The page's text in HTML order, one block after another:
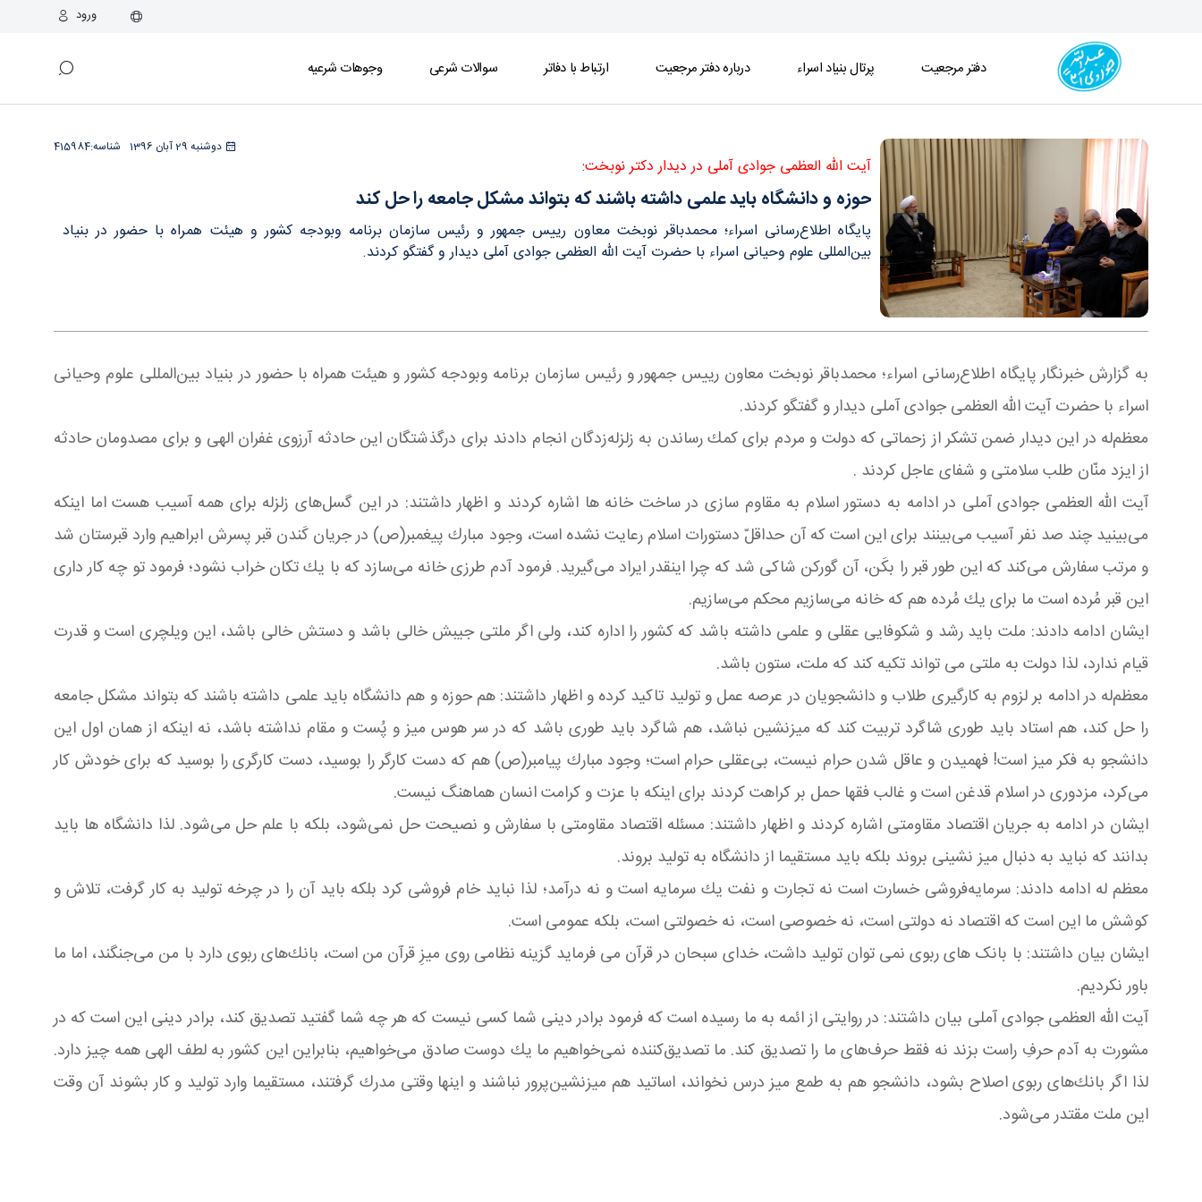
ورود
دفتر مرجعیت پرتال بنیاد اسراء درباره دفتر مرجعیت ارتباط با دفاتر سوالات شرعی وجوهات شرعیه
دوشنبه 29 آبان 1396 415984شناسه:
آیت الله العظمی جوادی آملی در دیدار دکتر نوبخت:
حوزه و دانشگاه باید علمی داشته باشند كه بتواند مشكل جامعه را حل كند
پایگاه اطلاع‌رسانی اسراء؛ محمدباقر نوبخت معاون رییس جمهور و رئیس سازمان برنامه ‌وبودجه کشور و هیئت همراه با حضور در بنیاد
بین‌المللی علوم وحیانی اسراء با حضرت آیت الله العظمی جوادی آملی دیدار و گفتگو كردند.
به گزارش خبرنگار پایگاه اطلاع‌رسانی اسراء؛ محمدباقر نوبخت معاون رییس جمهور و رئیس سازمان برنامه ‌وبودجه کشور و هیئت همراه با حضور در بنیاد بین‌المللی علوم وحیانی
اسراء با حضرت آیت الله العظمی جوادی آملی دیدار و گفتگو كردند.
معظم‌له در این دیدار ضمن تشكر از زحماتی كه دولت و مردم برای كمك رساندن به زلزله‌زدگان انجام دادند برای درگذشتگان این حادثه آرزوی غفران الهی و برای مصدومان حادثه
از ایزد منّان طلب سلامتی و شفای عاجل کردند .
آیت الله العظمی جوادی آملی در ادامه به دستور اسلام به مقاوم سازی در ساخت خانه ها اشاره کردند و اظهار داشتند: در این گسل‌های زلزله برای همه آسیب هست اما اینكه
می‌بینید چند صد نفر آسیب می‌بینند برای این است كه آن حداقلّ دستورات اسلام رعایت نشده است، وجود مبارك پیغمبر(ص) در جریان كَندن قبر پسرش ابراهیم وارد قبرستان شد
و مرتب سفارش می‌كند كه این طور قبر را بكَن، آن گوركن شاكی شد كه چرا اینقدر ایراد می‌گیرید. فرمود آدم طرزی خانه می‌سازد كه با یك تكان خراب نشود؛ فرمود تو چه كار داری
این قبر مُرده است ما برای یك مُرده هم كه خانه می‌سازیم محكم می‌سازیم.
ایشان ادامه دادند: ملت باید رشد و شكوفایی عقلی و علمی داشته باشد كه كشور را اداره كند، ولی اگر ملتی جیبش خالی باشد و دستش خالی باشد، این ویلچری است و قدرت
قیام ندارد، لذا دولت به ملتی می تواند تکیه کند که ملت، ستون باشد.
معظم‌له در ادامه بر لزوم به كارگیری طلاب و دانشجویان در عرصه عمل و تولید تاکید کرده و اظهار داشتند: هم حوزه و هم دانشگاه باید علمی داشته باشند كه بتواند مشكل جامعه
را حل كند، هم استاد باید طوری شاگرد تربیت كند كه میزنشین نباشد، هم شاگرد باید طوری باشد كه در سر هوس میز و پُست و مقام نداشته باشد، نه اینکه از همان اول این
دانشجو به فكر میز است! فهمیدن و عاقل شدن حرام نیست، بی‌عقلی حرام است؛ وجود مبارك پیامبر(ص) هم كه دست كارگر را بوسید، دست كارگری را بوسید كه برای خودش كار
می‌كرد، مزدوری در اسلام قدغن است و غالب فقها حمل بر كراهت كردند برای اینكه با عزت و كرامت انسان هماهنگ نیست.
ایشان در ادامه به جریان اقتصاد مقاومتی اشاره کردند و اظهار داشتند: مسئله اقتصاد مقاومتی با سفارش و نصیحت حل نمی‌شود، بلکه با علم حل می‌شود. لذا دانشگاه ها باید
بدانند که نباید به دنبال میز نشینی بروند بلکه باید مستقیما از دانشگاه به تولید بروند.
معظم له ادامه دادند: سرمایه‌فروشی خسارت است نه تجارت و نفت یك سرمایه است و نه درآمد؛ لذا نباید خام فروشی کرد بلکه باید آن را در چرخه تولید به کار گرفت، تلاش و
كوشش ما این است كه اقتصاد نه دولتی است، نه خصوصی است، نه خصولتی است، بلكه عمومی است.
ایشان بیان داشتند: با بانک های ربوی نمی توان تولید داشت، خدای سبحان در قرآن می فرماید گزینه نظامی روی میزِ قرآن من است، بانك‌های ربوی دارد با من می‌جنگند، اما ما
باور نكردیم.
آیت الله العظمی جوادی آملی بیان داشتند: در روایتی از ائمه به ما رسیده است كه فرمود برادر دینی شما كسی نیست كه هر چه شما گفتید تصدیق كند، برادر دینی این است كه در
مشورت به آدم حرفِ راست بزند نه فقط حرف‌های ما را تصدیق كند. ما تصدیق‌كننده نمی‌خواهیم ما یك دوست صادق می‌خواهیم، بنابراین این كشور به لطف الهی همه چیز دارد.
لذا اگر بانك‌های ربوی اصلاح بشود، دانشجو هم به طمع میز درس نخواند، اساتید هم میزنشین‌پرور نباشند و اینها وقتی مدرك گرفتند، مستقیما وارد تولید و كار بشوند آن وقت
این ملت مقتدر می‌شود.